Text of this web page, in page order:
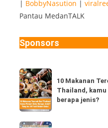
| BobbyNasution |
Pantau MedanTALK
Sponsors
10
Makanan
Terenak
Ternama
dari
10 Makanan
Thailand, kamu
berapa jenis?